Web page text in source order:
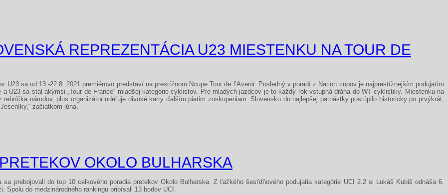
REPREZENTÁCIA U23 MIESTENKU NA TOUR DE
U23 sa od 13.-22.8. 2021 premiérovo predstaví na prestížnom Ncupe Tour de l’Avenir. Posledný v poradí z Nation cupov je najprestížnejším podujatím
U23 sa stal akýmsi „Tour de France“ mladšej kategórie cyklistov. Pre mladých jazdcov je to každý rok vstupná dráha do WT cyklistiky. Miestenku na
národov, plus organizátor udeľuje divoké karty ďalším piatim zoskupeniam. Slovensko do najlepšej pätnástky postúpilo historicky po prvýkrát,
začiatkom júna.
OKOLO BULHARSKA
prebojovali do top 10 celkového poradia pretekov Okolo Bulharska. Z ťažkého šesťdňového podujatia kategórie UCI 2.2 si Lukáš Kubiš odnáša 6.
do medzinárodného rankingu pripísali 13 bodov UCI.